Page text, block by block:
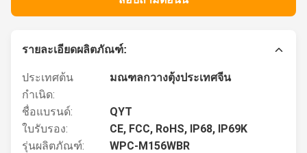
รายละเอียดผลิตภัณฑ์:
ประเทศต้น
กำเนิด:
มณฑลกวางตุ้งประเทศจีน
ชื่อแบรนด์:
QYT
ใบรับรอง:
CE, FCC, RoHS, IP68, IP69K
รุ่นผลิตภัณฑ์:
WPC-M156WBR